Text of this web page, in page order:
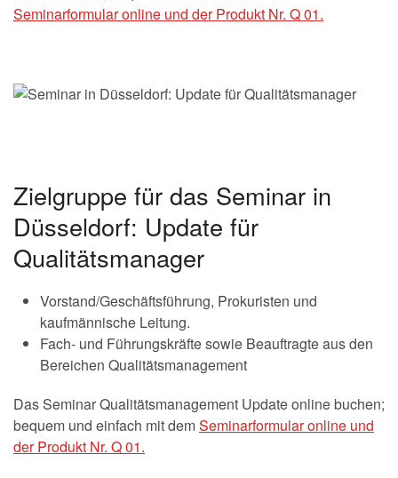
Seminarformular online und der Produkt Nr. Q 01.
Zielgruppe für das Seminar in
Düsseldorf: Update für
Qualitätsmanager
Vorstand/Geschäftsführung, Prokuristen und
kaufmännische Leitung.
Fach- und Führungskräfte sowie Beauftragte aus den
Bereichen Qualitätsmanagement
Das Seminar Qualitätsmanagement Update online buchen;
bequem und einfach mit demSeminarformular online und
der Produkt Nr. Q 01.